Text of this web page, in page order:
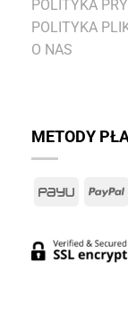
POLITYKA
POLITYKA
O NAS
METODY
PayU